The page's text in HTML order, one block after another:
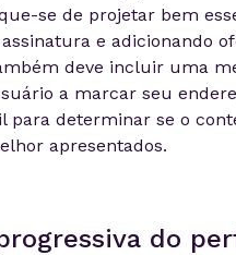
se de projetar bem
e adicionando
deve incluir uma
a marcar seu
para determinar se o
apresentados.
do